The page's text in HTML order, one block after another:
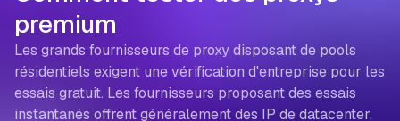
premium
Les grands fournisseurs de proxy disposant de pools
résidentiels exigent une vérification d'entreprise pour les
essais gratuit. Les fournisseurs proposant des essais
instantanés offrent généralement des IP de datacenter.